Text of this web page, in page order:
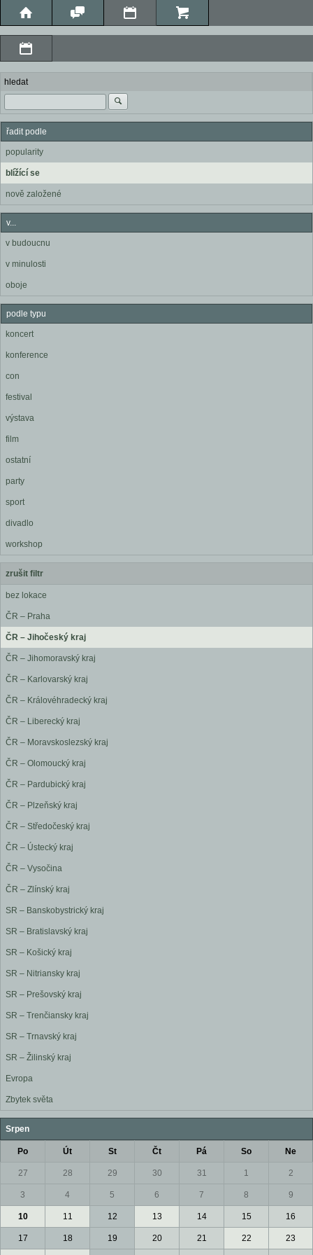
hledat
řadit podle
popularity
blížící se
nově založené
v...
v budoucnu
v minulosti
oboje
podle typu
koncert
konference
con
festival
výstava
film
ostatní
party
sport
divadlo
workshop
zrušit filtr
bez lokace
ČR – Praha
ČR – Jihočeský kraj
ČR – Jihomoravský kraj
ČR – Karlovarský kraj
ČR – Královéhradecký kraj
ČR – Liberecký kraj
ČR – Moravskoslezský kraj
ČR – Olomoucký kraj
ČR – Pardubický kraj
ČR – Plzeňský kraj
ČR – Středočeský kraj
ČR – Ústecký kraj
ČR – Vysočina
ČR – Zlínský kraj
SR – Banskobystrický kraj
SR – Bratislavský kraj
SR – Košický kraj
SR – Nitriansky kraj
SR – Prešovský kraj
SR – Trenčiansky kraj
SR – Trnavský kraj
SR – Žilinský kraj
Evropa
Zbytek světa
Srpen
Po Út St Čt Pá So Ne
27 28 29 30 31 1 2
3 4 5 6 7 8 9
10 11 12 13 14 15 16
17 18 19 20 21 22 23